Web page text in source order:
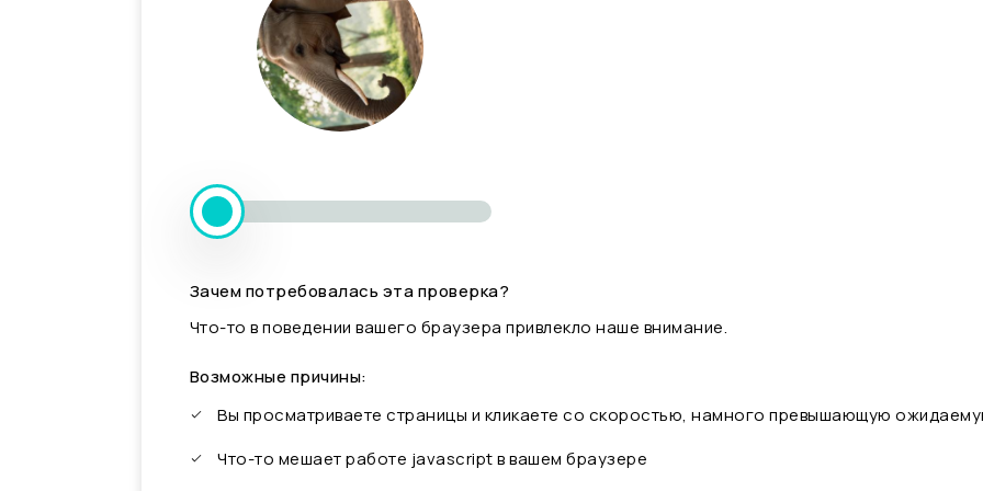
Зачем потребовалась эта проверка?
Что-то в поведении вашего браузера привлекло наше внимание.
Возможные причины:
Вы просматриваете страницы и кликаете со скоростью, намного превышающую
Что-то мешает работе javascript в вашем браузере